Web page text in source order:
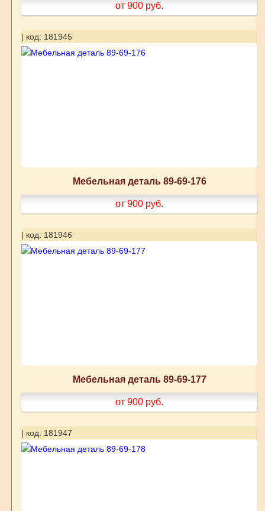
от 900 руб.
| код: 181945
Мебельная деталь 89-69-176
от 900 руб.
| код: 181946
Мебельная деталь 89-69-177
от 900 руб.
| код: 181947